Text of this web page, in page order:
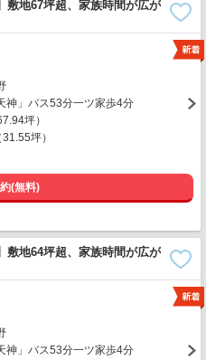
敷地67坪超、家族時間が広が
神」バス53分一ツ家歩4分
坪）
坪）
(無料)
敷地64坪超、家族時間が広が
神」バス53分一ツ家歩4分